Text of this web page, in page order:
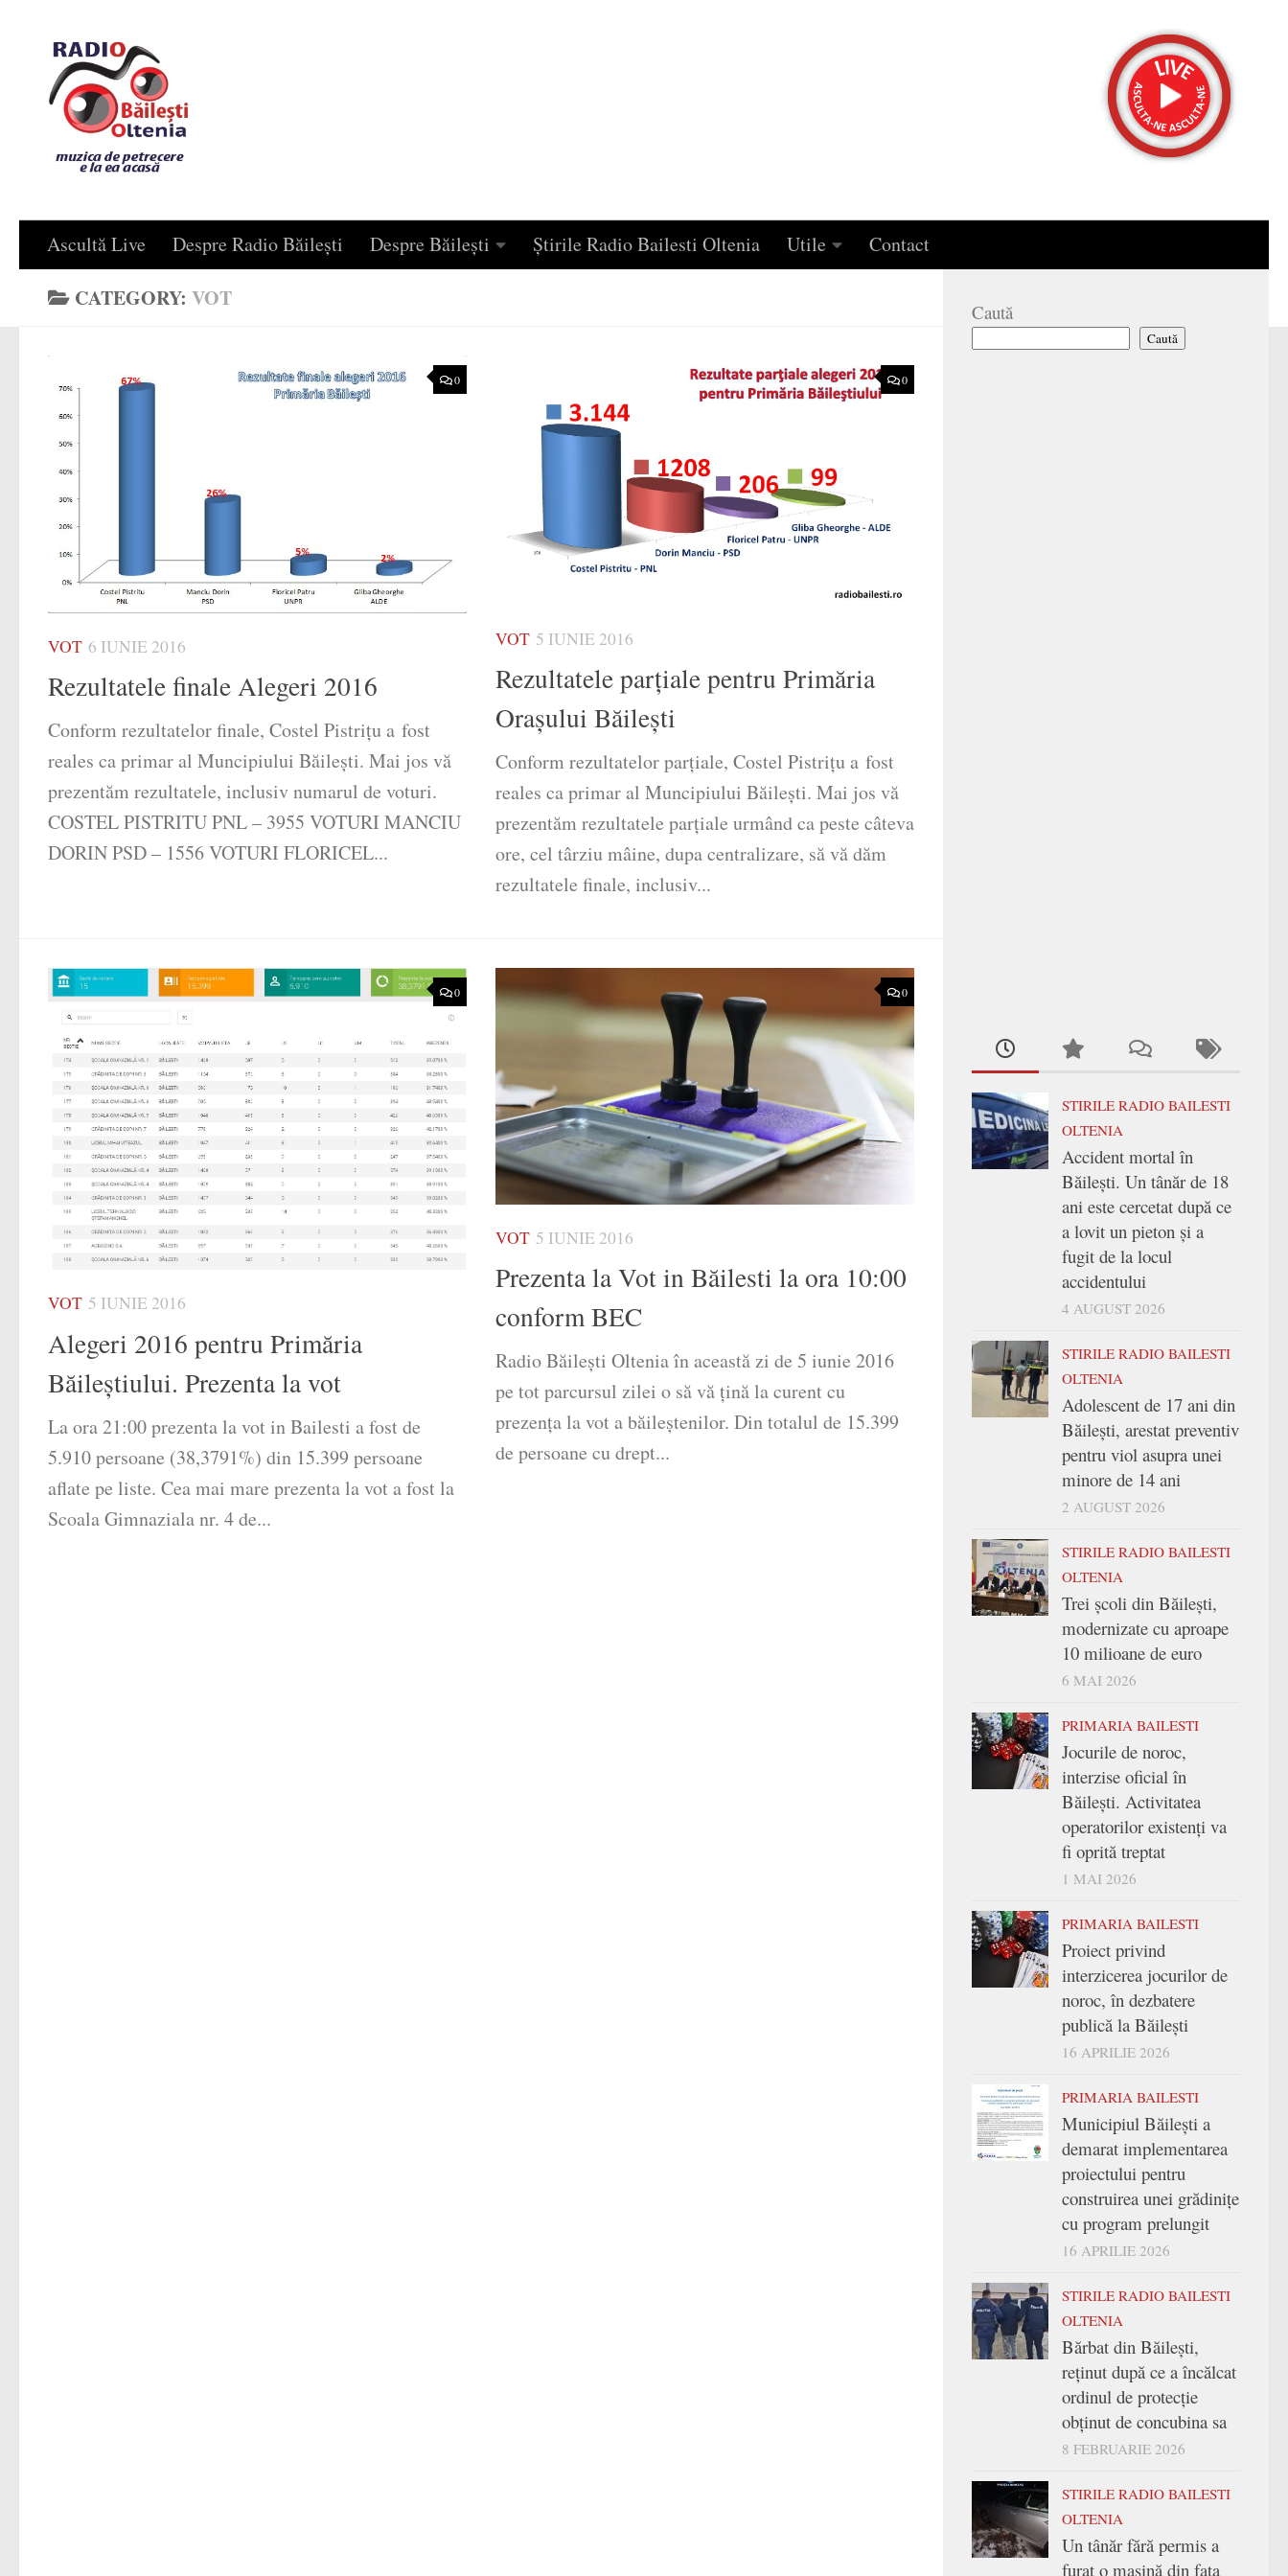
Ascultă Live Despre Radio Băilești Despre Băilești Știrile Radio Bailesti Oltenia Utile Contact
CATEGORY: VOT
0
VOT 6 IUNIE 2016
Rezultatele finale Alegeri 2016
Conform rezultatelor finale, Costel Pistriţu a fost
reales ca primar al Muncipiului Băileşti. Mai jos vă
prezentăm rezultatele, inclusiv numarul de voturi.
COSTEL PISTRITU PNL – 3955 VOTURI MANCIU
DORIN PSD – 1556 VOTURI FLORICEL...
0
VOT 5 IUNIE 2016
Rezultatele parţiale pentru Primăria
Oraşului Băileşti
Conform rezultatelor parţiale, Costel Pistriţu a fost
reales ca primar al Muncipiului Băileşti. Mai jos vă
prezentăm rezultatele parţiale urmând ca peste câteva
ore, cel târziu mâine, dupa centralizare, să vă dăm
rezultatele finale, inclusiv...
0
VOT 5 IUNIE 2016
Alegeri 2016 pentru Primăria
Băileştiului. Prezenta la vot
La ora 21:00 prezenta la vot in Bailesti a fost de
5.910 persoane (38,3791%) din 15.399 persoane
aflate pe liste. Cea mai mare prezenta la vot a fost la
Scoala Gimnaziala nr. 4 de...
0
VOT 5 IUNIE 2016
Prezenta la Vot in Băilesti la ora 10:00
conform BEC
Radio Băilești Oltenia în această zi de 5 iunie 2016
pe tot parcursul zilei o să vă țină la curent cu
prezența la vot a băileștenilor. Din totalul de 15.399
de persoane cu drept...
Caută
Caută
STIRILE RADIO BAILESTI
OLTENIA
Accident mortal în
Băilești. Un tânăr de 18
ani este cercetat după ce
a lovit un pieton și a
fugit de la locul
accidentului
4 AUGUST 2026
STIRILE RADIO BAILESTI
OLTENIA
Adolescent de 17 ani din
Băilești, arestat preventiv
pentru viol asupra unei
minore de 14 ani
2 AUGUST 2026
STIRILE RADIO BAILESTI
OLTENIA
Trei şcoli din Băileşti,
modernizate cu aproape
10 milioane de euro
6 MAI 2026
PRIMARIA BAILESTI
Jocurile de noroc,
interzise oficial în
Băilești. Activitatea
operatorilor existenți va
fi oprită treptat
1 MAI 2026
PRIMARIA BAILESTI
Proiect privind
interzicerea jocurilor de
noroc, în dezbatere
publică la Băilești
16 APRILIE 2026
PRIMARIA BAILESTI
Municipiul Băilești a
demarat implementarea
proiectului pentru
construirea unei grădinițe
cu program prelungit
16 APRILIE 2026
STIRILE RADIO BAILESTI
OLTENIA
Bărbat din Băilești,
reținut după ce a încălcat
ordinul de protecție
obținut de concubina sa
8 FEBRUARIE 2026
STIRILE RADIO BAILESTI
OLTENIA
Un tânăr fără permis a
furat o mașină din fața